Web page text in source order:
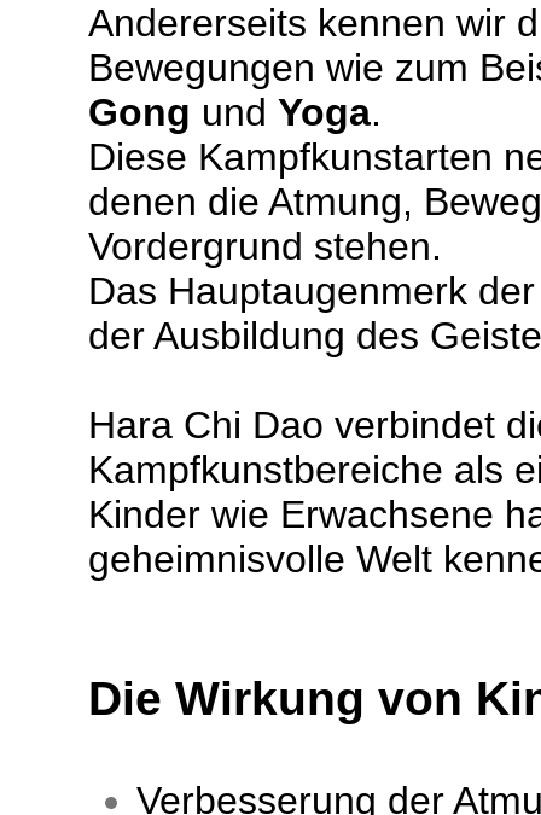
Andererseits kennen wir
Bewegungen wie zum
Gong und Yoga.
Diese Kampfkunstarten
denen die Atmung,
Vordergrund stehen.
Das Hauptaugenmerk
der Ausbildung des
Hara Chi Dao verbindet
Kampfkunstbereiche als
Kinder wie Erwachsene
geheimnisvolle Welt
Die Wirkung von
Verbesserung der